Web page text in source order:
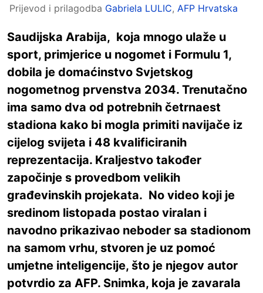
Prijevod i prilagodba Gabriela LULIC, AFP Hrvatska
Saudijska Arabija, koja mnogo ulaže u
sport, primjerice u nogomet i Formulu 1,
dobila je domaćinstvo Svjetskog
nogometnog prvenstva 2034. Trenutačno
ima samo dva od potrebnih četrnaest
stadiona kako bi mogla primiti navijače iz
cijelog svijeta i 48 kvalificiranih
reprezentacija. Kraljestvo također
započinje s provedbom velikih
građevinskih projekata. No video koji je
sredinom listopada postao viralan i
navodno prikazivao neboder sa stadionom
na samom vrhu, stvoren je uz pomoć
umjetne inteligencije, što je njegov autor
potvrdio za AFP. Snimka, koja je zavarala